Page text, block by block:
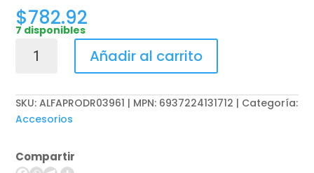
$782.92
7 disponibles
Single
-
RS5
Añadir al carrito
SKU:ALFAPRODR03961 | MPN: 6937224131712
Categoría:
Accesorios
Compartir